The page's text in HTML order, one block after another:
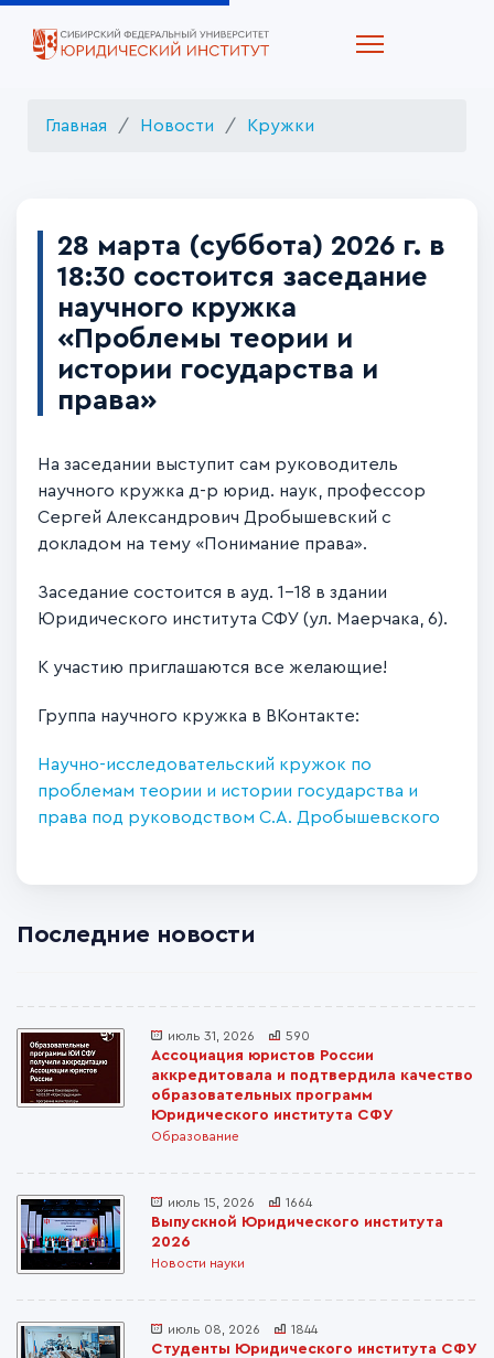
Главная Новости Кружки
28 марта (суббота) 2026 г. в
18:30 состоится заседание
научного кружка
«Проблемы теории и
истории государства и
права»
На заседании выступит сам руководитель
научного кружка д-р юрид. наук, профессор
Сергей Александрович Дробышевский с
докладом на тему «Понимание права».
Заседание состоится в ауд. 1-18 в здании
Юридического института СФУ (ул. Маерчака, 6).
К участию приглашаются все желающие!
Группа научного кружка в ВКонтакте:
Научно-исследовательский кружок по
проблемам теории и истории государства и
права под руководством С.А. Дробышевского
Последние новости
июль 31, 2026 590
Ассоциация юристов России
аккредитовала и подтвердила качество
образовательных программ
Юридического института СФУ
Образование
июль 15, 2026 1664
Выпускной Юридического института
2026
Новости науки
июль 08, 2026 1844
Студенты Юридического института СФУ